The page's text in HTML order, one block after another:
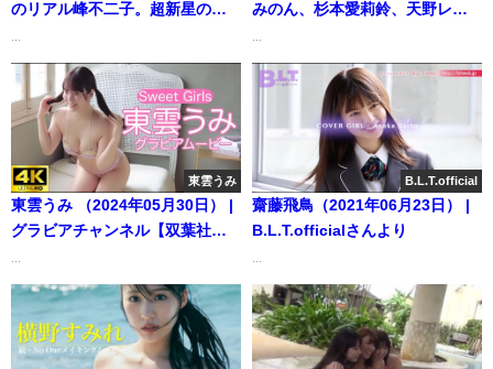
のリアル峰不二子。超新星の神
――Riho Okumura（2023年11
月09日） | 週プレChannel【集
英社 週刊プレイボーイ公式】さ
んより
みのん、杉本愛莉鈴、天野レナ -
2023/04/17週発売＜yami、柊き
き、鈴原すず、松島みのん、杉
本愛莉鈴、天野レナ＞（2023年
06月04日） | 週プレ
Channel【集英社 週刊プレイボ
ーイ公式】さんより
東雲うみ
東雲うみ （2024年05月30日） |
グラビアチャンネル【双葉社公
B.L.T.official
齋藤飛鳥（2021年06月23日） |
B.L.T.officialさんより